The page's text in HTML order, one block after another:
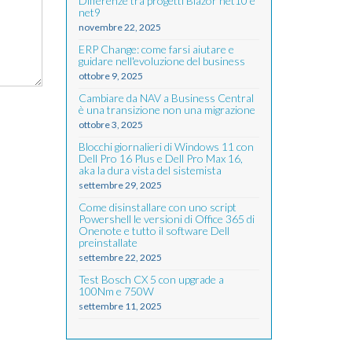
net9
novembre 22, 2025
ERP Change: come farsi aiutare e
guidare nell'evoluzione del business
ottobre 9, 2025
Cambiare da NAV a Business Central
è una transizione non una migrazione
ottobre 3, 2025
Blocchi giornalieri di Windows 11 con
Dell Pro 16 Plus e Dell Pro Max 16,
aka la dura vista del sistemista
settembre 29, 2025
Come disinstallare con uno script
Powershell le versioni di Office 365 di
Onenote e tutto il software Dell
preinstallate
settembre 22, 2025
Test Bosch CX 5 con upgrade a
100Nm e 750W
settembre 11, 2025